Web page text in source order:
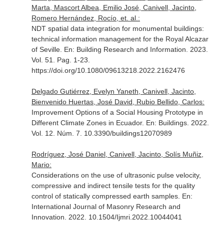
Marta, Mascort Albea, Emilio José, Canivell, Jacinto,
Romero Hernández, Rocío, et. al.:
NDT spatial data integration for monumental buildings:
technical information management for the Royal Alcazar
of Seville. En: Building Research and Information . 2023.
Vol. 51. Pag. 1-23.
https://doi.org/10.1080/09613218.2022.2162476
Delgado Gutiérrez, Evelyn Yaneth, Canivell, Jacinto,
Bienvenido Huertas, José David, Rubio Bellido, Carlos:
Improvement Options of a Social Housing Prototype in
Different Climate Zones in Ecuador. En: Buildings. 2022.
Vol. 12. Núm. 7. 10.3390/buildings12070989
Rodríguez, José Daniel, Canivell, Jacinto, Solís Muñiz,
Mario:
Considerations on the use of ultrasonic pulse velocity,
compressive and indirect tensile tests for the quality
control of statically compressed earth samples. En:
International Journal of Masonry Research and
Innovation . 2022. 10.1504/Ijmri.2022.10044041